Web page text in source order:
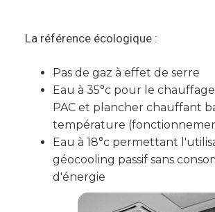
La référence écologique :
Pas de gaz à effet de serre
Eau à 35°c pour le
PAC et plancher chauffant
température
Eau à 18°c permettant
géocooling passif sans
d'énergie